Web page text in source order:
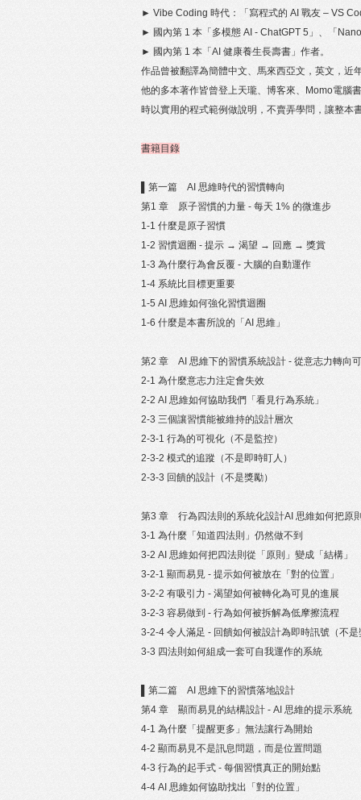
► Vibe Coding 時代：「寫程式的 AI 戰友 – VS
► 國內第 1 本「多模態 AI - ChatGPT 5」、「
► 國內第 1 本「AI 健康養生長壽書」作者。
作品曾被翻譯為簡體中文、馬來西亞文，英文，近
他的多本著作皆曾登上天瓏、博客來、Momo電腦
時以實用的程式範例做說明，不賣弄學問，讓整本
書籍目錄
▌第一篇 AI 思維時代的習慣轉向
第1 章 原子習慣的力量 - 每天 1% 的微進步
1-1 什麼是原子習慣
1-2 習慣迴圈 - 提示 → 渴望 → 回應 → 獎賞
1-3 為什麼行為會反覆 - 大腦的自動運作
1-4 系統比目標更重要
1-5 AI 思維如何強化習慣迴圈
1-6 什麼是本書所說的「AI 思維」
第2 章 AI 思維下的習慣系統設計 - 從意志力轉向
2-1 為什麼意志力注定會失效
2-2 AI 思維如何協助我們「看見行為系統」
2-3 三個讓習慣能被維持的設計層次
2-3-1 行為的可視化（不是監控）
2-3-2 模式的追蹤（不是即時盯人）
2-3-3 回饋的設計（不是獎勵）
第3 章 行為四法則的系統化設計AI 思維如何把原
3-1 為什麼「知道四法則」仍然做不到
3-2 AI 思維如何把四法則從「原則」變成「結構」
3-2-1 顯而易見 - 提示如何被放在「對的位置」
3-2-2 有吸引力 - 渴望如何被轉化為可見的進展
3-2-3 容易做到 - 行為如何被拆解為低摩擦流程
3-2-4 令人滿足 - 回饋如何被設計為即時訊號（不是
3-3 四法則如何組成一套可自我運作的系統
▌第二篇 AI 思維下的習慣落地設計
第4 章 顯而易見的結構設計 - AI 思維的提示系統
4-1 為什麼「提醒更多」無法讓行為開始
4-2 顯而易見不是訊息問題，而是位置問題
4-3 行為的起手式 - 每個習慣真正的開始點
4-4 AI 思維如何協助找出「對的位置」